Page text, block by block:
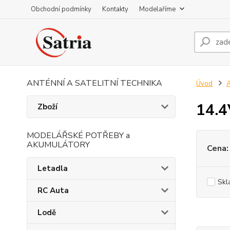
Obchodní podmínky Kontakty Modelaříme
ANTÉNNÍ A SATELITNÍ TECHNIKA
Zboží
MODELÁŘSKÉ POTŘEBY a
AKUMULÁTORY
Letadla
RC Auta
Lodě
Úvod
Cena: